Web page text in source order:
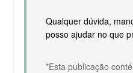
Qualquer dúvida,
posso ajudar no que
*Esta publicação